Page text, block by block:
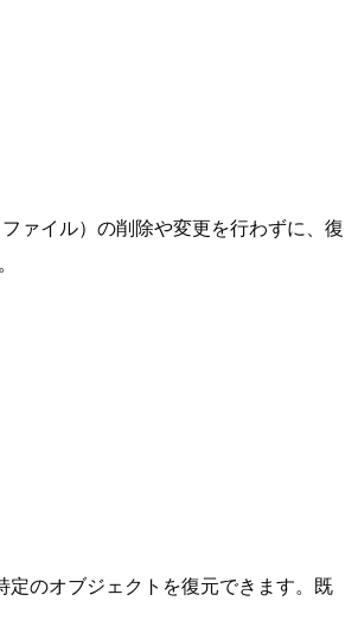
ァイル）の削除や変更を行わずに、復
定のオブジェクトを復元できます。既